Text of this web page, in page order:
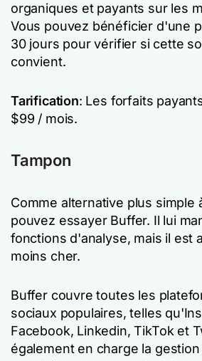
organiques et payants sur les
Vous pouvez bénéficier d'une
30 jours pour vérifier si cette
convient.
Tarification: Les forfaits
$99 / mois.
Tampon
Comme alternative plus simple
pouvez essayer Buffer. Il lui
fonctions d'analyse, mais il est
moins cher.
Buffer couvre toutes les
sociaux populaires, telles
Facebook, Linkedin, TikTok et
également en charge la